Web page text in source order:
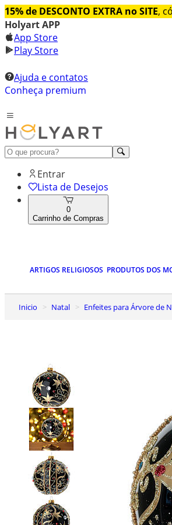
15% de DESCONTO EXTRA no SITE,
Holyart APP
App Store
Play Store
Ajuda e contatos
Conheça premium
Entrar
Lista de Desejos
0
Carrinho de Compras
ARTIGOS RELIGIOSOS PRODUTOS DOS
Inicio Natal Enfeites para Árvore de